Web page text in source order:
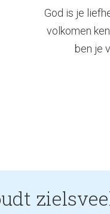
God is je
volkomen
ben je